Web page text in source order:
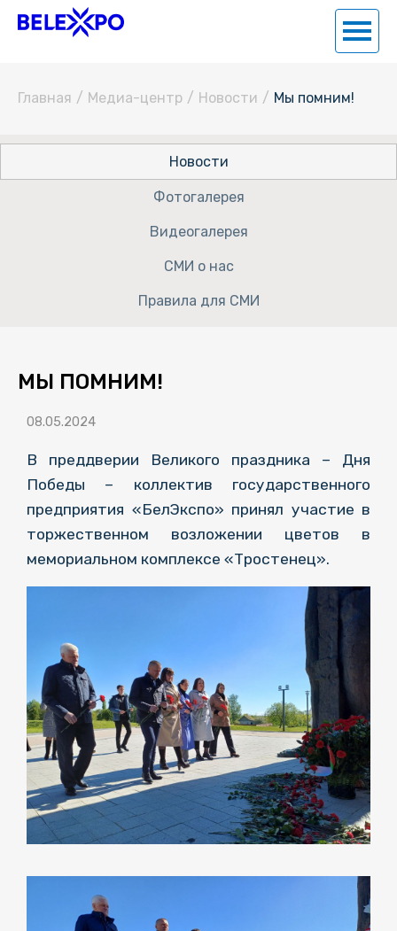
Главная / Медиа-центр / Новости / Мы помним!
Новости
Фотогалерея
Видеогалерея
СМИ о нас
Правила для СМИ
МЫ ПОМНИМ!
08.05.2024
В преддверии Великого праздника – Дня
Победы – коллектив государственного
предприятия «БелЭкспо» принял участие в
торжественном возложении цветов в
мемориальном комплексе «Тростенец».